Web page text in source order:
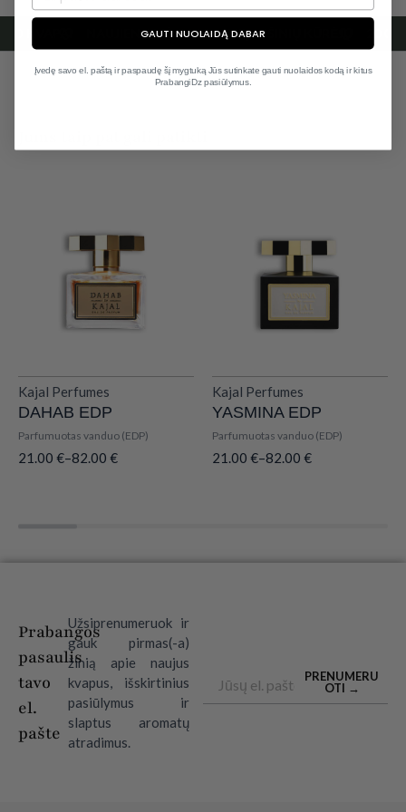
NAUJIENOS IŠ GARSIAUSIŲ NIŠINIŲ KŪRĖJŲ
Kajal Perfumes
DAHAB EDP
Parfumuotas vanduo (EDP)
21.00 €–82.00 €
Kajal Perfumes
YASMINA EDP
Parfumuotas vanduo (EDP)
21.00 €–82.00 €
Prabangos
pasaulis
tavo
el.
pašte
Užsiprenumeruok ir
gauk pirmas(-a)
žinią apie naujus
kvapus, išskirtinius
pasiūlymus ir
slaptus aromatų
atradimus.
PRENUMERU
OTI →
GAUTI NUOLAIDĄ DABAR
Įvedę savo el. paštą ir paspaudę šį mygtuką Jūs sutinkate gauti nuolaidos kodą ir kitus
PrabangiDz pasiūlymus.